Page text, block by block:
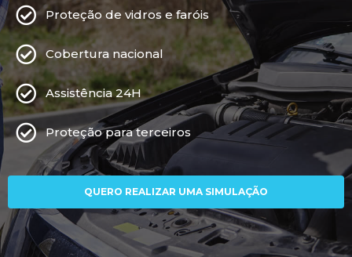
Proteção de vidros e faróis
Cobertura nacional
Assistência 24H
Proteção para terceiros
QUERO REALIZAR UMA SIMULAÇÃO